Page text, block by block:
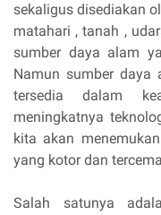
sekaligus disediakan
matahari , tanah ,
sumber daya alam
Namun sumber daya
tersedia dalam
meningkatnya
kita akan
yang kotor dan
Salah satunya